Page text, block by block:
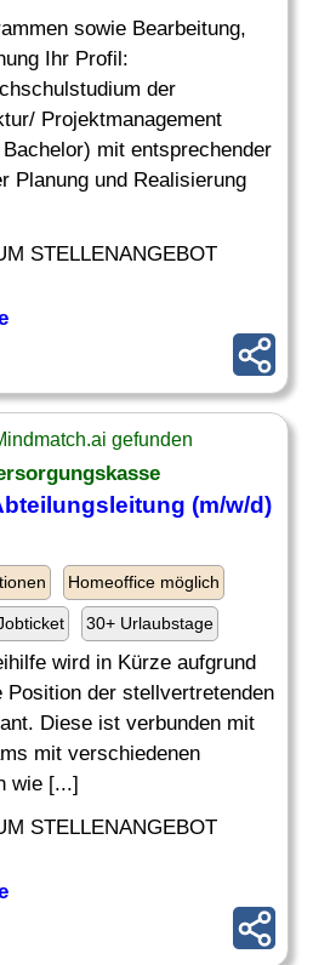
sowie Bearbeitung,
Ihr Profil:
der
Projektmanagement
mit entsprechender
Planung und Realisierung
STELLENANGEBOT
gefunden
(m/w/d)
Homeoffice möglich
30+ Urlaubstage
wird in Kürze aufgrund
Position der stellvertretenden
Diese ist verbunden mit
mit verschiedenen
wie [...]
STELLENANGEBOT